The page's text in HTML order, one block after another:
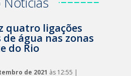
quatro ligações
água nas zonas
do Rio
de 2021 às 12:55 |